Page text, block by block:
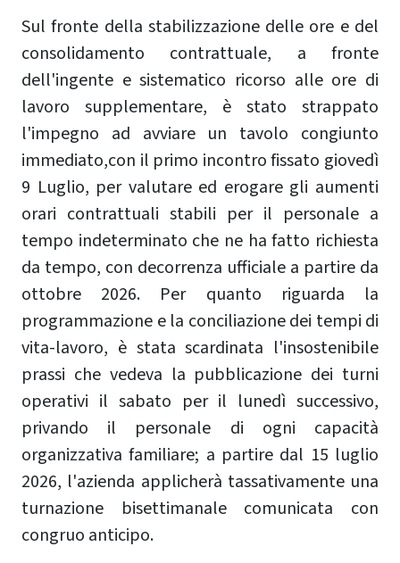
Sul fronte della stabilizzazione delle ore e del
consolidamento contrattuale, a fronte
dell'ingente e sistematico ricorso alle ore di
lavoro supplementare, è stato strappato
l'impegno ad avviare un tavolo congiunto
immediato,con il primo incontro fissato giovedì
9 Luglio, per valutare ed erogare gli aumenti
orari contrattuali stabili per il personale a
tempo indeterminato che ne ha fatto richiesta
da tempo, con decorrenza ufficiale a partire da
ottobre 2026. Per quanto riguarda la
programmazione e la conciliazione dei tempi di
vita-lavoro, è stata scardinata l'insostenibile
prassi che vedeva la pubblicazione dei turni
operativi il sabato per il lunedì successivo,
privando il personale di ogni capacità
organizzativa familiare; a partire dal 15 luglio
2026, l'azienda applicherà tassativamente una
turnazione bisettimanale comunicata con
congruo anticipo.